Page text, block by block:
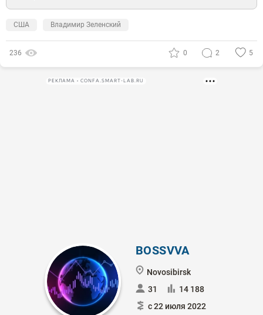
США Владимир Зеленский
236 0 2 5
РЕКЛАМА • CONFA.SMART-LAB.RU
BOSSVVA
Novosibirsk
31
14 188
с 22 июля 2022